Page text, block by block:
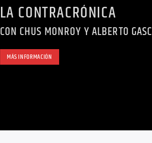
LA CONTRACRÓNICA
CON CHUS MONROY Y ALBERTO
MÁS INFORMACIÓN